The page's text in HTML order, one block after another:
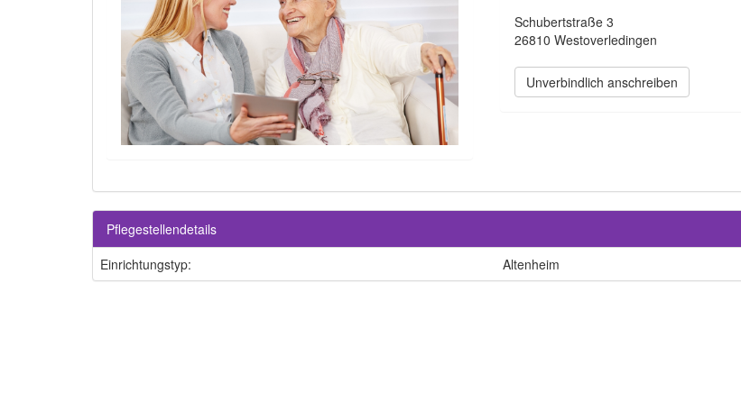
Schubertstraße 3
26810 Westoverledingen
Unverbindlich anschreiben
Pflegestellendetails
Einrichtungstyp:
Altenheim